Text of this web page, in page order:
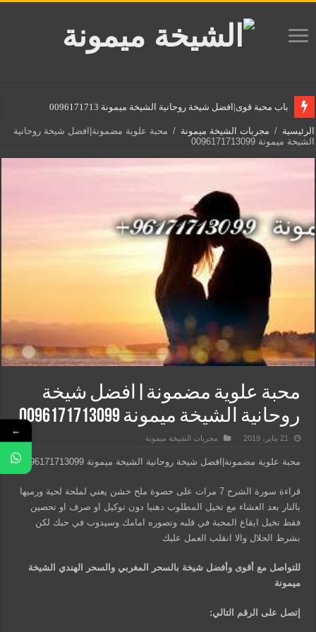
باب محبة قوى|افضل شيخة روحانية الشيخة ميمونة 0096171713099
الرئيسية / مجربات الشيخة ميمونة / محبة علوية مضمونة|افضل شيخة روحانية
الشيخة ميمونة 0096171713099
محبة علوية مضمونة|افضل شيخة
روحانية الشيخة ميمونة 0096171713099
21 يناير، 2019 مجربات الشيخة ميمونة
محبة علوية مضمونة|افضل شيخة روحانية الشيخة ميمونة 0096171713099
قراءة سورة الشرح 7 مرات على حصوة ملح خشن يعني لملحة لحية ورميها
بالنار بعد العشاء مع تخيل المطلوب دهنيا دون توكيل او صرف او تحصين
فقط تخيل ايقاع المحبة في قلبه وتصوره امامك وسيدوب في حبك لكن
بشرط الحلال والا انقلب العمل عليك
للتواصل مع أقوى وأفضل شيخة بالسحر المغربي والسحر الهندي الشيخة
ميمونة
إتصل على الرقم التالي:
←